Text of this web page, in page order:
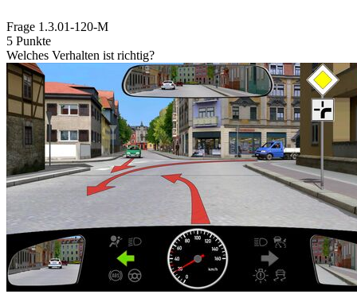
Frage 1.3.01-120-M
5 Punkte
Welches Verhalten ist richtig?